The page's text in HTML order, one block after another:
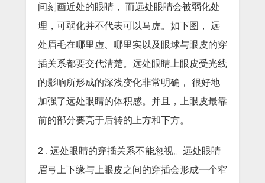
间刻画近处的眼睛， 而远处眼睛会被弱化处
理，可弱化并不代表可以马虎。如下图， 远
处眉毛在哪里虚、哪里实以及眼球与眼皮的穿
插关系都要交代清楚。远处眼睛上眼皮受光线
的影响所形成的深浅变化非常明确， 很好地
加强了远处眼睛的体积感。并且，上眼皮最靠
前的部分要亮于后转的上方和下方。
2 . 远处眼睛的穿插关系不能忽视。远处眼睛
眉弓上下缘与上眼皮之间的穿插会形成一个窄